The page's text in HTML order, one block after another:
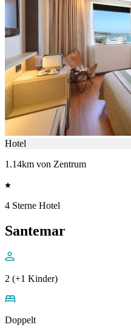
Hotel
1.14km von Zentrum
4 Sterne Hotel
Santemar
2 (+1 Kinder)
Doppelt